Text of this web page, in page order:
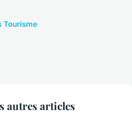
Tourisme
autres articles